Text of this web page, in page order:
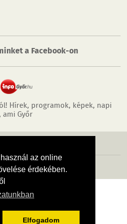
az online
érdekében.
Elfogadom
a Facebook-on
Hírek, programok, képek, napi
Győr
jog fenntartva. | Web design & arculat by